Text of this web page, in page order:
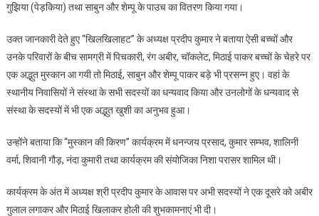
गुझिया (पेड़किया) तथा साबुन और शेम्पू के पाउच का वितरण किया गया।
उक्त जानकारी देते हुए “खिलखिलाहट” के अध्यक्ष प्रदीप कुमार ने बताया ऐसी बच्चों और
उनके परिवारों के बीच सामग्री में पिचकारी, रंग अबीर, चॉकलेट, मिठाई पाकर बच्चों के चेहरे पर
एक अद्भुत मुस्कान आ गयी तो मिठाई, साबुन और शेम्पू पाकर बड़े भी प्रसन्न हुए। वहां के
स्थानीय निवासियों ने संस्था के सभी सदस्यों का धन्यवाद किया और उनलोगों के धन्यवाद से
संस्था के सदस्यों में भी एक अद्भुत खुशी का अनुभव हुआ।
उन्होंने बताया कि “मुस्कान की किरण” कार्यक्रम में धनन्जय प्रसाद, कुमार सम्भव, शालिनी
वर्मा, शिवानी गौड़, नंदा कुमारी तथा कार्यक्रम की संयोजिका निशा परासर शामिल थी।
कार्यक्रम के अंत में अध्यक्ष श्री प्रदीप कुमार के आवास पर अभी सदस्यों ने एक दूसरे को अबीर
गुलाल लगाकर और मिठाई खिलाकर होली की शुभकामनाएं भी दी।